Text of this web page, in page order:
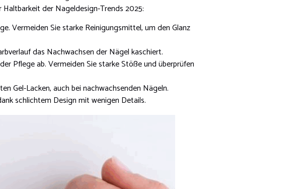
der Nageldesign-Trends 2025:
Vermeiden Sie starke Reinigungsmittel, um den Glanz
das Nachwachsen der Nägel kaschiert.
Pflege ab. Vermeiden Sie starke Stöße und überprüfen
Gel-Lacken, auch bei nachwachsenden Nägeln.
schlichtem Design mit wenigen Details.